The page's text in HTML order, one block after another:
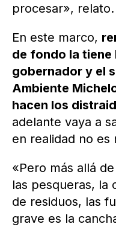
procesar», relato.
En este marco,
de fondo la tiene
gobernador y el
Ambiente
hacen los
adelante vaya a
en realidad no es
«Pero más allá
las pesqueras, la
de residuos, las
grave es la